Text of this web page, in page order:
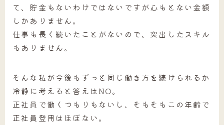
て、貯金もないわけではないですが心もとない金額
しかありません。
仕事も長く続いたことがないので、突出したスキル
もありません。
そんな私が今後もずっと同じ働き方を続けられるか
冷静に考えると答えはNO。
正社員で働くつもりもないし、そもそもこの年齢で
正社員登用はほぼない。